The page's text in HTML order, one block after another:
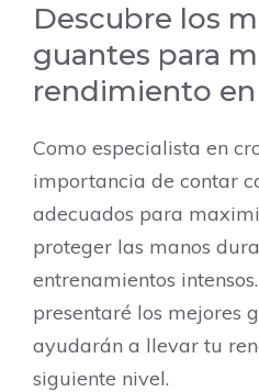
Descubre los
guantes para
rendimiento
Como especialista en
importancia de contar
adecuados para
proteger las manos
entrenamientos
presentaré los mejores
ayudarán a llevar tu
siguiente nivel.